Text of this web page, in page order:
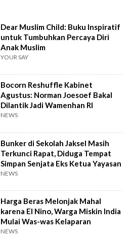
Dear Muslim Child: Buku Inspiratif
untuk Tumbuhkan Percaya Diri
Anak Muslim
YOUR SAY
Bocorn Reshuffle Kabinet
Agustus: Norman Joesoef Bakal
Dilantik Jadi Wamenhan RI
NEWS
Bunker di Sekolah Jaksel Masih
Terkunci Rapat, Diduga Tempat
Simpan Senjata Eks Ketua Yayasan
NEWS
Harga Beras Melonjak Mahal
karena El Nino, Warga Miskin India
Mulai Was-was Kelaparan
NEWS